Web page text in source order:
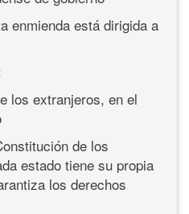
enmienda está dirigida a
los extranjeros, en el
de los
estado tiene su propia
los derechos